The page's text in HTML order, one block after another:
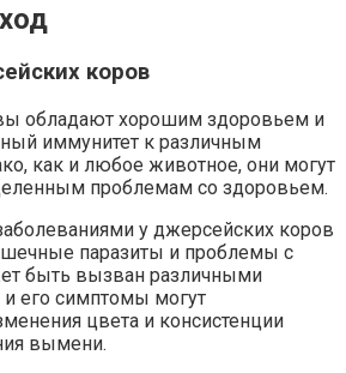
коров
обладают хорошим здоровьем и
иммунитет к различным
как и любое животное, они могут
проблемам со здоровьем.
у джерсейских коров
паразиты и проблемы с
быть вызван различными
его симптомы могут
цвета и консистенции
вымени.